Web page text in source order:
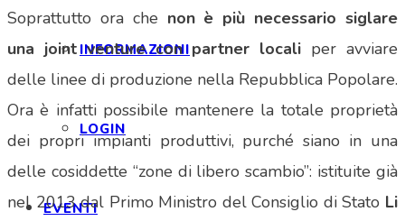
INFORMAZIONI
LOGIN
EVENTI
Soprattutto ora che non è più necessario siglare
una joint venture con partner locali per avviare
delle linee di produzione nella Repubblica Popolare.
Ora è infatti possibile mantenere la totale proprietà
dei propri impianti produttivi, purché siano in una
delle cosiddette “zone di libero scambio”: istituite già
nel 2013 dal Primo Ministro del Consiglio di Stato Li